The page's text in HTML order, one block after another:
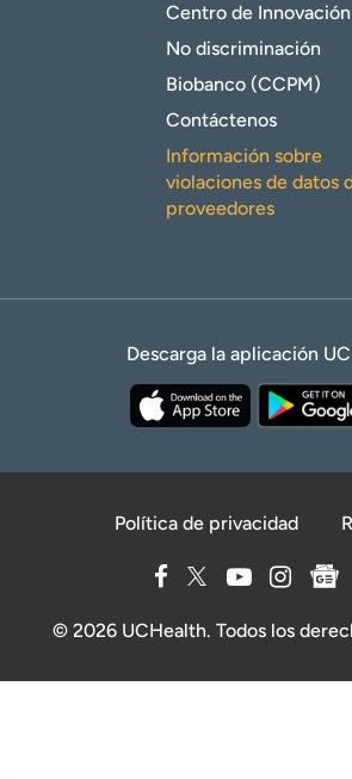
Centro de Innovación
No discriminación
Biobanco (CCPM)
Contáctenos
Información sobre
violaciones de datos
proveedores
Descarga la aplicación
Política de privacidad
© 2026 UCHealth. Todos los